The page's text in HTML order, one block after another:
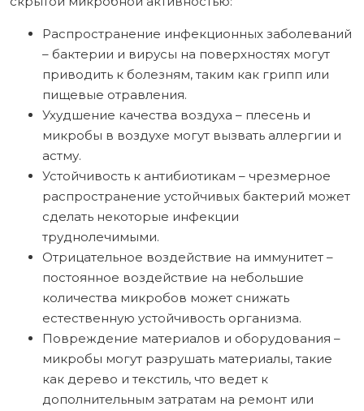
Распространение инфекционных заболеваний
– бактерии и вирусы на поверхностях могут
приводить к болезням, таким как грипп или
пищевые отравления.
Ухудшение качества воздуха – плесень и
микробы в воздухе могут вызвать аллергии и
астму.
Устойчивость к антибиотикам – чрезмерное
распространение устойчивых бактерий может
сделать некоторые инфекции
труднолечимыми.
Отрицательное воздействие на иммунитет –
постоянное воздействие на небольшие
количества микробов может снижать
естественную устойчивость организма.
Повреждение материалов и оборудования –
микробы могут разрушать материалы, такие
как дерево и текстиль, что ведет к
дополнительным затратам на ремонт или